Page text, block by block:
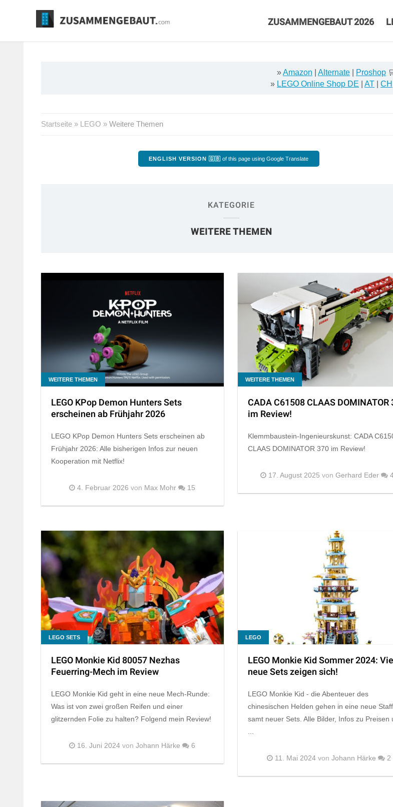
ZUSAMMENGEBAUT 2026
»Amazon Alternate Proshop
» LEGO Online Shop DE AT CH
Startseite » LEGO » Weitere Themen
ENGLISH VERSION 🇬🇧 of this page using Google Translate
KATEGORIE
WEITERE THEMEN
WEITERE THEMEN
LEGO KPop Demon Hunters Sets
erscheinen ab Frühjahr 2026
LEGO KPop Demon Hunters Sets erscheinen ab
Frühjahr 2026: Alle bisherigen Infos zur neuen
Kooperation mit Netflix!
4. Februar 2026 von Max Mohr 15
WEITERE THEMEN
CADA C61508 CLAAS DOMINATOR
im Review!
Klemmbaustein-Ingenieurskunst: CADA
CLAAS DOMINATOR 370 im Review!
17. August 2025 von Gerhard Eder
LEGO SETS
LEGO Monkie Kid 80057 Nezhas
Feuerring-Mech im Review
LEGO Monkie Kid geht in eine neue Mech-Runde:
Was ist von zwei großen Reifen und einer
glitzernden Folie zu halten? Folgend mein Review!
16. Juni 2024 vonJohann Härke 6
LEGO
LEGO Monkie Kid Sommer 2024:
neue Sets zeigen sich!
LEGO Monkie Kid - die Abenteuer des
chinesischen Helden gehen in eine neue
samt neuer Sets. Alle Bilder, Infos zu Preisen
11. Mai 2024 vonJohann Härke 2